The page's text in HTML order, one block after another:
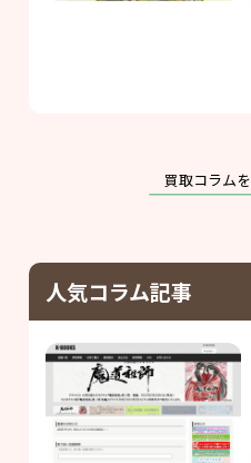
買取コラムを
人気コラム記事